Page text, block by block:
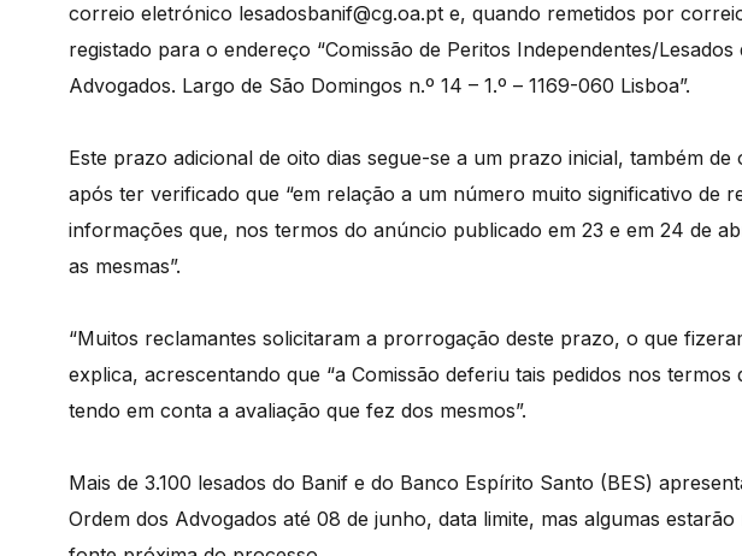
correio eletrónico lesadosbanif@cg.oa.pt e, quando remetidos por
registado para o endereço “Comissão de Peritos Independentes/
Advogados. Largo de São Domingos n.º 14 – 1.º – 1169-060 Lisboa”.
Este prazo adicional de oito dias segue-se a um prazo inicial, também de
após ter verificado que “em relação a um número muito significativo de
informações que, nos termos do anúncio publicado em 23 e em 24 de
as mesmas”.
“Muitos reclamantes solicitaram a prorrogação deste prazo, o que
explica, acrescentando que “a Comissão deferiu tais pedidos nos termos
tendo em conta a avaliação que fez dos mesmos”.
Mais de 3.100 lesados do Banif e do Banco Espírito Santo (BES)
Ordem dos Advogados até 08 de junho, data limite, mas algumas